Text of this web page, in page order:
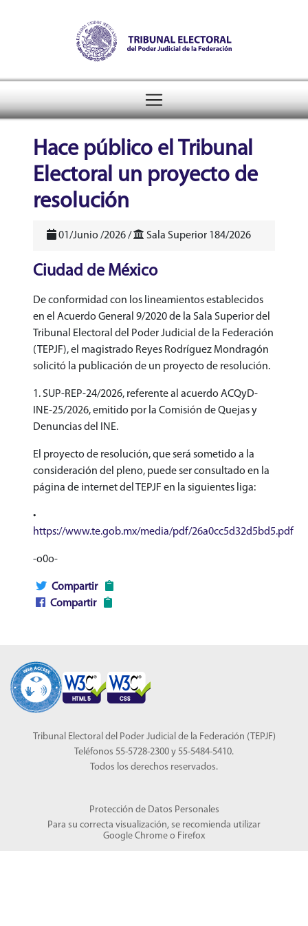
Tribunal Electoral del
header
Hace público el Tribunal
Electoral un proyecto de
resolución
01/Junio /2026 / Sala Superior 184/2026
Ciudad de México
De conformidad con los lineamientos establecidos
en el Acuerdo General 9/2020 de la Sala Superior del
Tribunal Electoral del Poder Judicial de la Federación
(TEPJF), el magistrado Reyes Rodríguez Mondragón
solicitó la publicación de un proyecto de resolución.
1. SUP-REP-24/2026, referente al acuerdo ACQyD-
INE-25/2026, emitido por la Comisión de Quejas y
Denuncias del INE.
El proyecto de resolución, que será sometido a la
consideración del pleno, puede ser consultado en la
página de internet del TEPJF en la siguientes liga:
•
https://www.te.gob.mx/media/pdf/26a0cc5d32d5bd5.pdf
-o0o-
Compartir
Compartir
Tribunal Electoral del Poder Judicial de la Federación (TEPJF)
Teléfonos 55-5728-2300 y 55-5484-5410.
Todos los derechos reservados.
Protección de Datos Personales
Para su correcta visualización, se recomienda utilizar
Google Chrome o Firefox